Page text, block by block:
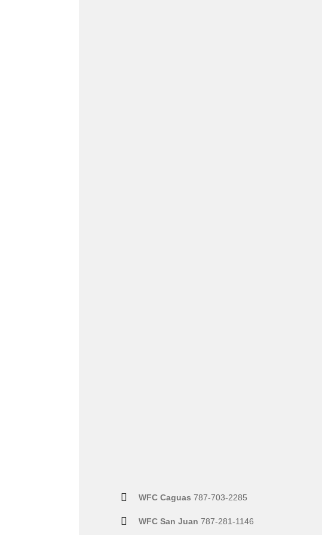
WFC Caguas 787-703-2285
WFC San Juan 787-281-1146